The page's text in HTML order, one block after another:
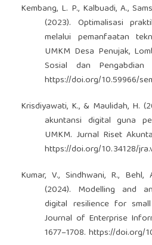
Kembang, L. P., Kalbuadi, A.,
(2023). Optimalisasi
melalui pemanfaatan
UMKM Desa Penujak,
Sosial dan Pengabdian
https://doi.org/10.59966/
Krisdiyawati, K., & Maulidah, H.
akuntansi digital guna
UMKM. Jurnal Riset
https://doi.org/10.34128/
Kumar, V., Sindhwani, R.,
(2024). Modelling and
digital resilience for
Journal of Enterprise
1677–1708.https://doi.org/